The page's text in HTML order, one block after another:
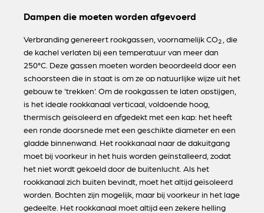
Dampen die moeten worden afgevoerd
Verbranding genereert rookgassen, voornamelijk CO2
, die
de kachel verlaten bij een temperatuur van meer dan
250°C. Deze gassen moeten worden beoordeeld door een
schoorsteen die in staat is om ze op natuurlijke wijze uit het
gebouw te 'trekken'. Om de rookgassen te laten opstijgen,
is het ideale rookkanaal verticaal, voldoende hoog,
thermisch geïsoleerd en afgedekt met een kap: het heeft
een ronde doorsnede met een geschikte diameter en een
gladde binnenwand. Het rookkanaal naar de dakuitgang
moet bij voorkeur in het huis worden geïnstalleerd, zodat
het niet wordt gekoeld door de buitenlucht. Als het
rookkanaal zich buiten bevindt, moet het altijd geïsoleerd
worden. Bochten zijn mogelijk, maar bij voorkeur in het lage
gedeelte. Het rookkanaal moet altijd een zekere helling